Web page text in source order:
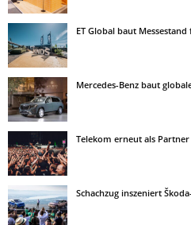
ET Global baut
Mercedes-Benz baut
Telekom erneut als
Schachzug inszeniert